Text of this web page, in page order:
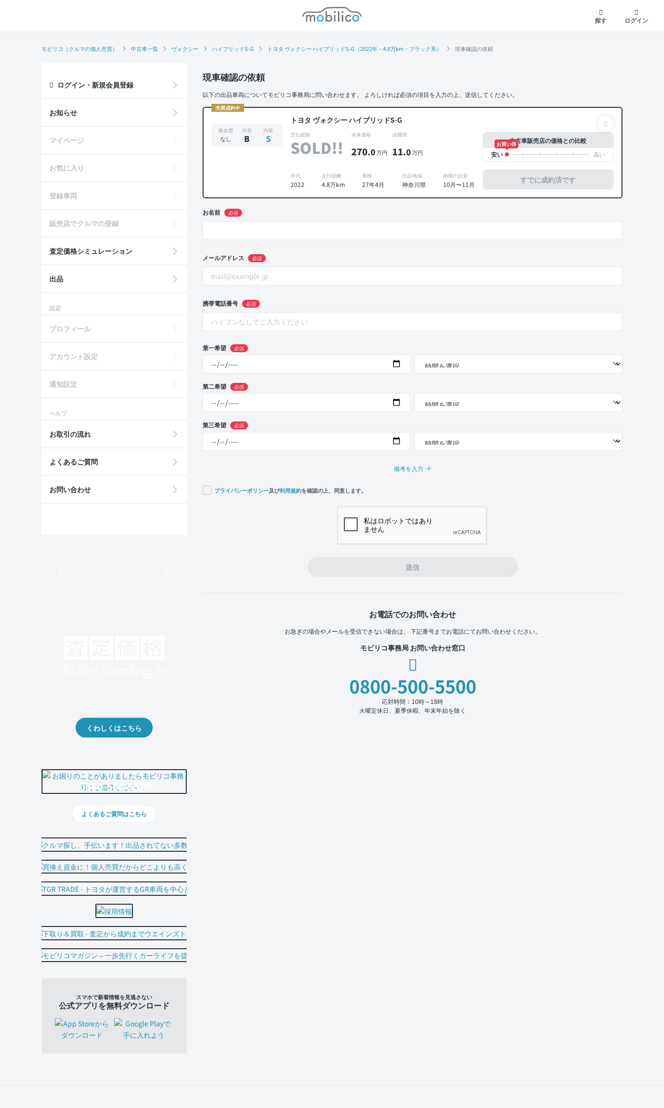
モビリコ
探す
ログイン
モビリコ（クルマの個人売買） 中古車一覧 ヴォクシー ハイブリッドS-G トヨタ ヴォクシー ハイブリッドS-G（2022年・4.8万km・ブラック系） 現車確認の依頼
現車確認の依頼
以下の出品車両についてモビリコ事務局に問い合わせます。 よろしければ必須の項目を入力の上、送信してください。
売買成約中
トヨタ ヴォクシー ハイブリッドS-G
板金歴
なし
外装
B
内装
S 支払総額
SOLD!!
本体価格
270.0万円
諸費用
11.0万円
年式
2022
走行距離
4.8万km
車検
27年4月
出品地域
神奈川県
納期の目安
10月〜11月
中古車販売店の価格との比較
お買い得
すでに成約済です
お名前 必須
メールアドレス 必須
携帯電話番号 必須
第一希望 必須
第二希望 必須
第三希望 必須
備考を入力
プライバシーポリシー及び利用規約を確認の上、同意します。
送信
お電話でのお問い合わせ
お急ぎの場合やメールを受信できない場合は、 下記番号までお電話にてお問い合わせください。
モビリコ事務局 お問い合わせ窓口
0800-500-5500
応対時間：10時～18時
火曜定休日、夏季休暇、年末年始を除く
ログイン・新規会員登録
お知らせ
マイページ
お気に入り
登録車両
販売店でクルマの登録
査定価格シミュレーション
出品
設定
プロフィール
アカウント設定
通知設定
ヘルプ
お取引の流れ
よくあるご質問
お問い合わせ
くわしくはこちら
0800-500-5500
よくあるご質問はこちら
スマホで新着情報を見逃さない
公式アプリを無料ダウンロード